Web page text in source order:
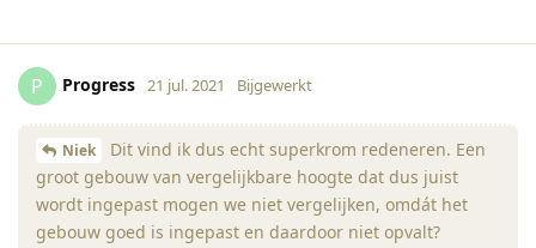
P Progress 21 jul. 2021 Bijgewerkt
Niek
Dit vind ik dus echt superkrom redeneren. Een
groot gebouw van vergelijkbare hoogte dat dus juist
wordt ingepast mogen we niet vergelijken, omdát het
gebouw goed is ingepast en daardoor niet opvalt?